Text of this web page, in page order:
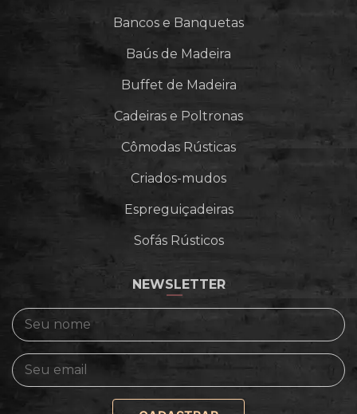
Bancos e Banquetas
Baús de Madeira
Buffet de Madeira
Cadeiras e Poltronas
Cômodas Rústicas
Criados-mudos
Espreguiçadeiras
Sofás Rústicos
NEWSLETTER